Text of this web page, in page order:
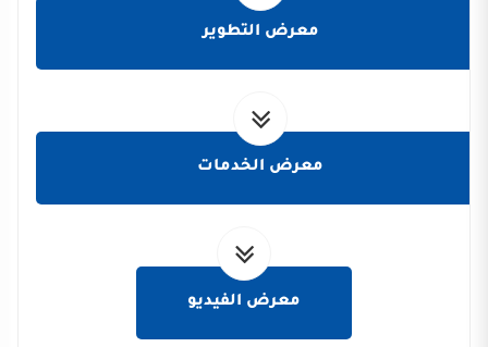
معرض التطوير
معرض الخدمات
معرض الفيديو